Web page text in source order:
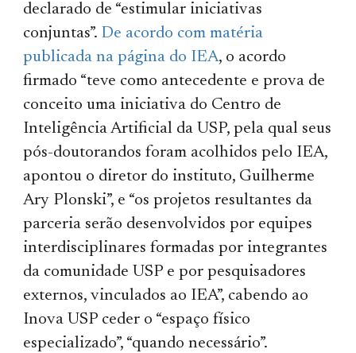
declarado de “estimular iniciativas
conjuntas”. De acordo com matéria
publicada na página do IEA, o acordo
firmado “teve como antecedente e prova de
conceito uma iniciativa do Centro de
Inteligência Artificial da USP, pela qual seus
pós-doutorandos foram acolhidos pelo IEA,
apontou o diretor do instituto, Guilherme
Ary Plonski”, e “os projetos resultantes da
parceria serão desenvolvidos por equipes
interdisciplinares formadas por integrantes
da comunidade USP e por pesquisadores
externos, vinculados ao IEA”, cabendo ao
Inova USP ceder o “espaço físico
especializado”, “quando necessário”.